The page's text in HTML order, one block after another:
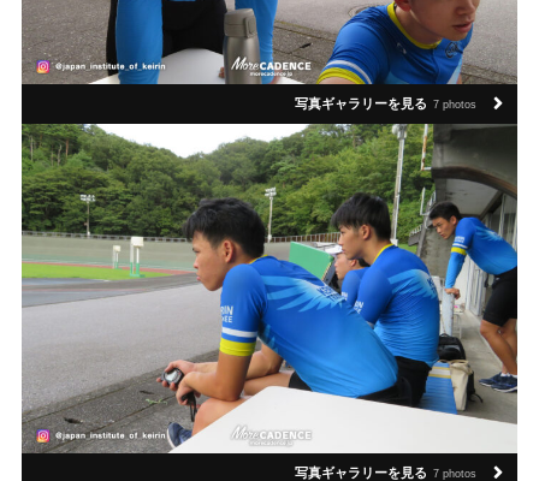
写真ギャラリーを見る 7 photos
写真ギャラリーを見る 7 photos